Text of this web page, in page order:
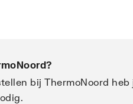
?
bij ThermoNoord heb